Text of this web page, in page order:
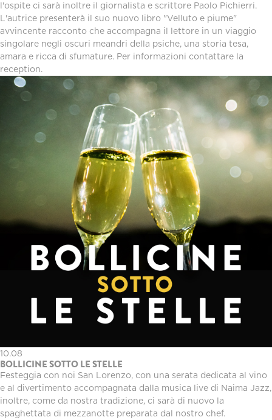
l'ospite ci sarà inoltre il giornalista e scrittore Paolo Pichierri.
L'autrice presenterà il suo nuovo libro "Velluto e piume"
avvincente racconto che accompagna il lettore in un viaggio
singolare negli oscuri meandri della psiche, una storia tesa,
amara e ricca di sfumature. Per informazioni contattare la
reception.
10.08
BOLLICINE SOTTO LE STELLE
Festeggia con noi San Lorenzo, con una serata dedicata al vino
e al divertimento accompagnata dalla musica live di Naima Jazz,
inoltre, come da nostra tradizione, ci sarà di nuovo la
spaghettata di mezzanotte preparata dal nostro chef.